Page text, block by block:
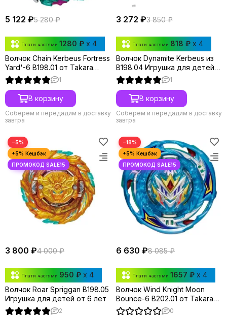
5 122 ₽5 280 ₽
Плати частями 1280 ₽ x 4
Волчок Chain Kerbeus Fortress
Yard'-6 B198.01 от Takara
Tomy
1
В корзину
Соберём и передадим в доставку
завтра
3 272 ₽3 850 ₽
Плати частями 818 ₽ x 4
Волчок Dynamite Kerbeus из
B198.04 Игрушка для детей
от 6 лет.
1
В корзину
Соберём и передадим в доставку
завтра
−5%
3 800 ₽4 000 ₽
Плати частями 950 ₽ x 4
Волчок Roar Spriggan B198.05
Игрушка для детей от 6 лет
2
−18%
6 630 ₽8 085 ₽
Плати частями 1657 ₽ x 4
Волчок Wind Knight Moon
Bounce-6 B202.01 от Takara
Tomy
0